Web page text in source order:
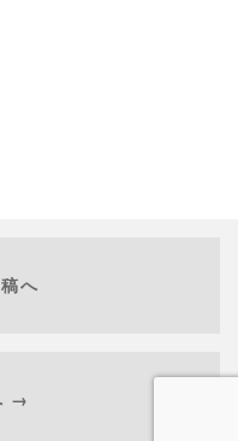
へ
→